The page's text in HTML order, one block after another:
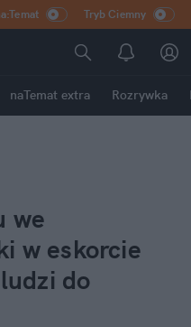
Tryb Ciemny
naTemat extra Rozrywka
we
w eskorcie
do